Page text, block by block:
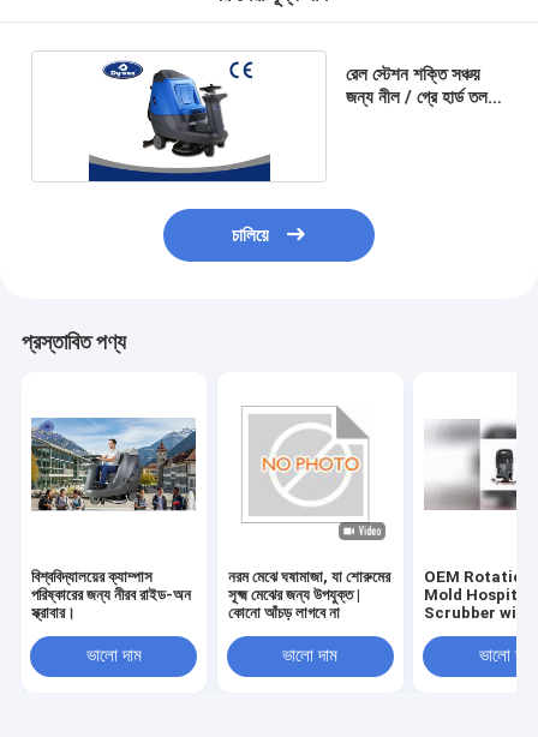
রেল স্টেশন শক্তি সঞ্চয়
জন্য নীল / গ্রে হার্ড তল
চালিয়ে
প্রস্তাবিত পণ্য
বিশ্ববিদ্যালয়ের ক্যাম্পাস
পরিষ্কারের জন্য নীরব রাইড-অন
স্ক্রাবার।
ভালো দাম
নরম মেঝে ঘষামাজা, যা শোরুমের
সূক্ষ্ম মেঝের জন্য উপযুক্ত |
কোনো আঁচড় লাগবে না
ভালো দাম
OEM
Mold Hospital
Scrubber with
Certification
ভালো দাম